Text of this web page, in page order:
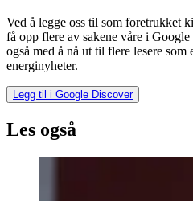
Ved å legge oss til som foretrukket
få opp flere av sakene våre i
også med å nå ut til flere lesere som
energinyheter.
Legg til i Google Discover
Les også